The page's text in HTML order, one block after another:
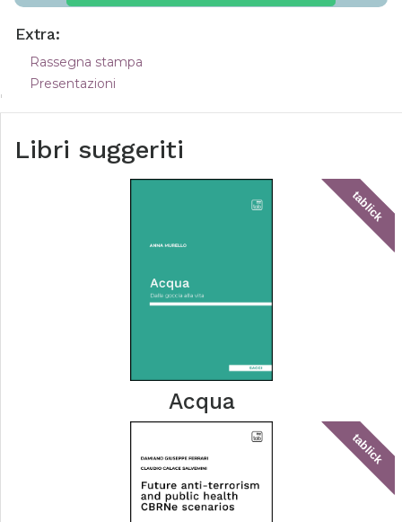
Extra:
Rassegna stampa
Presentazioni
Libri suggeriti
tablick
Acqua
tablick